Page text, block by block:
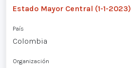
Estado Mayor Central (1-1-2023)
País
Colombia
Organización